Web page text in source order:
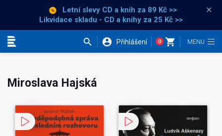
Letní slevy CD a knih za 89 Kč >>
Likvidace skladu - CD a knihy za 25 Kč >>
×
Přihlášení 0
Miroslava Hajská